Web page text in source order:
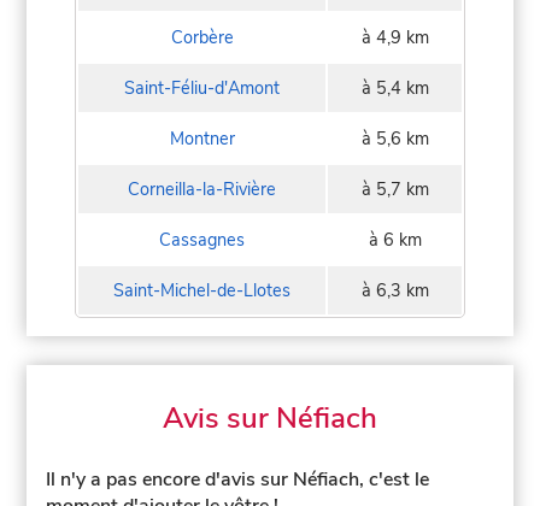
Corbère à 4,9 km
Saint-Féliu-d'Amont à 5,4 km
Montner à 5,6 km
Corneilla-la-Rivière à 5,7 km
Cassagnes à 6 km
Saint-Michel-de-Llotes à 6,3 km
Avis sur Néfiach
Il n'y a pas encore d'avis sur Néfiach, c'est le